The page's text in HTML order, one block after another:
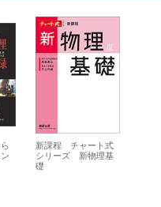
新課程 チャート式
シリーズ 新物理基
礎